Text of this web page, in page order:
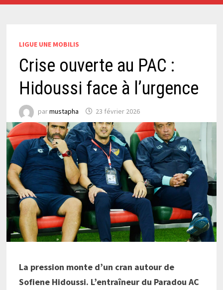
LIGUE UNE MOBILIS
Crise ouverte au PAC :
Hidoussi face à l’urgence
parmustapha 23 février 2026
La pression monte d’un cran autour de
Sofiene Hidoussi. L’entraîneur du Paradou AC